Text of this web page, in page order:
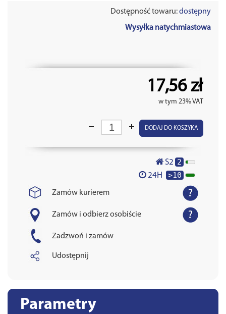
Dostępność towaru:dostępny
Wysyłka natychmiastowa
17,56 zł
w tym 23% VAT
DODAJ DO KOSZYKA
S2 2
24H >10
Zamów kurierem
Zamów i odbierz osobiście
Zadzwoń i zamów
Udostępnij
Parametry